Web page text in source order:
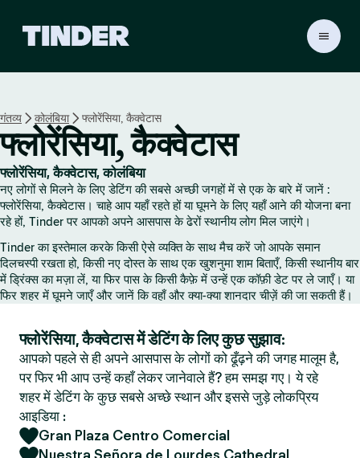
r
हो
म
गंतव्य कोलंबिया फ्लोरेंसिया, कैक्वेटास
फ्लोरेंसिया, कैक्वेटास
फ्लोरेंसिया, कैक्वेटास, कोलंबिया
नए लोगों से मिलने के लिए डेटिंग की सबसे अच्छी जगहों में से एक के बारे में जानें :
फ्लोरेंसिया, कैक्वेटास। चाहे आप यहाँ रहते हों या घूमने के लिए यहाँ आने की योजना बना
रहे हों, Tinder पर आपको अपने आसपास के ढेरों स्थानीय लोग मिल जाएंगे।
Tinder का इस्तेमाल करके किसी ऐसे व्यक्ति के साथ मैच करें जो आपके समान
दिलचस्पी रखता हो, किसी नए दोस्त के साथ एक खुशनुमा शाम बिताएँ, किसी स्थानीय बार
में ड्रिंक्स का मज़ा लें, या फिर पास के किसी कैफ़े में उन्हें एक कॉफ़ी डेट पर ले जाएँ। या
फिर शहर में घूमने जाएँ और जानें कि वहाँ और क्या-क्या शानदार चीज़ें की जा सकती हैं।
फ्लोरेंसिया, कैक्वेटास में डेटिंग के लिए कुछ सुझाव:
आपको पहले से ही अपने आसपास के लोगों को ढूँढ़ने की जगह मालूम है,
पर फिर भी आप उन्हें कहाँ लेकर जानेवाले हैं? हम समझ गए। ये रहे
शहर में डेटिंग के कुछ सबसे अच्छे स्थान और इससे जुड़े लोकप्रिय
आइडिया :
Gran Plaza Centro Comercial
Nuestra Señora de Lourdes Cathedral